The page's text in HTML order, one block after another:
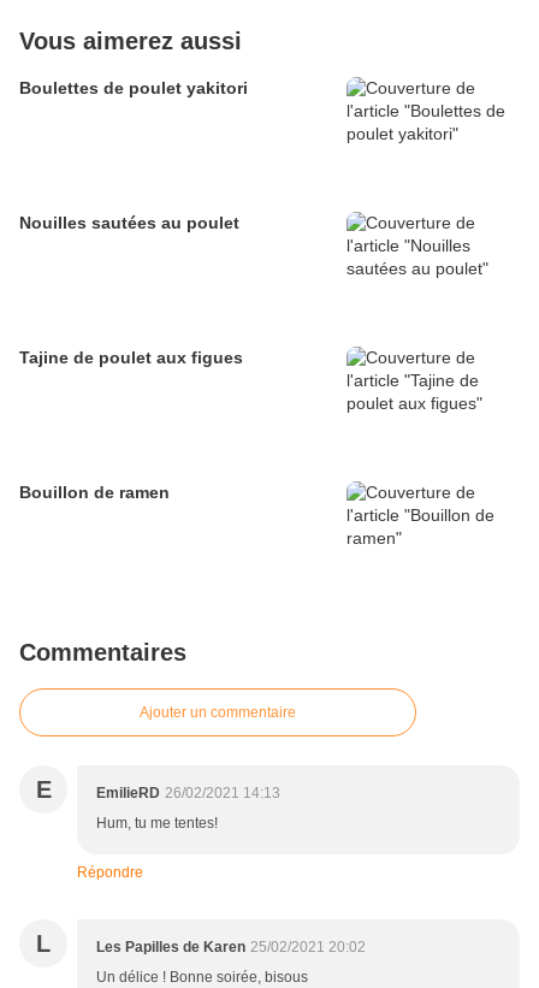
Vous aimerez aussi
Boulettes de poulet yakitori
Nouilles sautées au poulet
Tajine de poulet aux figues
Bouillon de ramen
Commentaires
Ajouter un commentaire
E EmilieRD 26/02/2021 14:13
Hum, tu me tentes!
Répondre
L Les Papilles de Karen 25/02/2021 20:02
Un délice ! Bonne soirée, bisous